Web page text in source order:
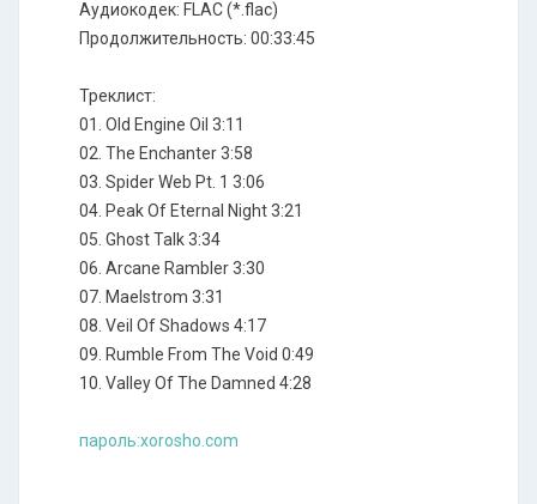
Аудиокодек: FLAC (*.flac)
Продолжительность: 00:33:45
Треклист:
01. Old Engine Oil 3:11
02. The Enchanter 3:58
03. Spider Web Pt. 1 3:06
04. Peak Of Eternal Night 3:21
05. Ghost Talk 3:34
06. Arcane Rambler 3:30
07. Maelstrom 3:31
08. Veil Of Shadows 4:17
09. Rumble From The Void 0:49
10. Valley Of The Damned 4:28
пароль:xorosho.com